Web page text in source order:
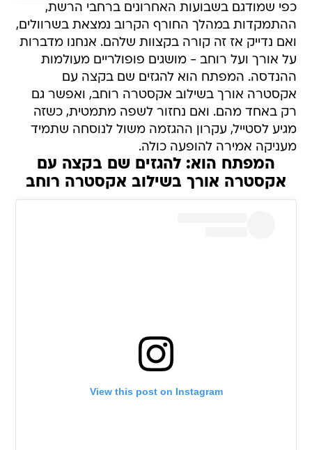
כפי שמודגם בשבועות האחרונים ברחבי הרשת,
ההתמקדות במהלך החורף הקרוב נמצאת בשרוולים,
ואם נדייק אז זה קורה בקצוות שלהם. אנחנו מדברות
על אורך ועל רוחב - מושגים פופולריים מעולמות
ההנדסה. המפתח הוא להגזים שם בקצה עם
אקסטרה אורך בשילוב אקסטרה רוחב, ואפשר גם
רק באחד מהם. ואם נחזור לשפה מתמטית, כשזה
מגיע לסטייל, עקרון ההגזמה משול לנוסחה שתמיד
מעניקה אמירה להופעה כולה.
המפתח הוא: להגזים שם בקצה עם
אקסטרה אורך בשילוב אקסטרה רוחב
View this post on Instagram